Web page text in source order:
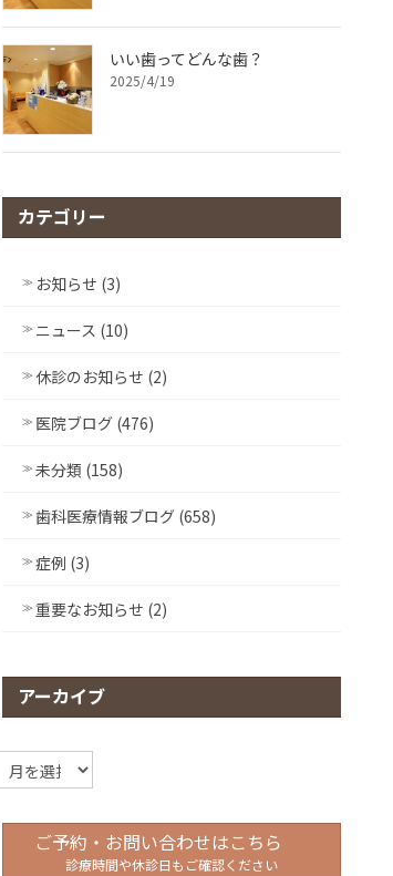
いい歯ってどんな歯？
2025/4/19
カテゴリー
お知らせ (3)
ニュース (10)
休診のお知らせ (2)
医院ブログ (476)
未分類 (158)
歯科医療情報ブログ (658)
症例 (3)
重要なお知らせ (2)
アーカイブ
ア
ー
イ
ご予約・お問い合わせはこちら
診療時間や休診日もご確認ください